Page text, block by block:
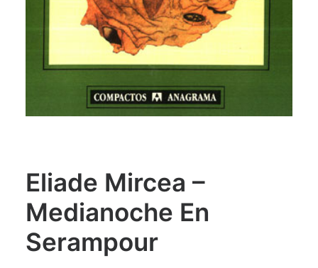
LOGIN / REGISTER
Eliade Mircea –
Medianoche En
Serampour